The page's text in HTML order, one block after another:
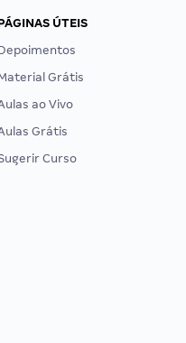
ÚTEIS
Grátis
ao Vivo
Grátis
Curso